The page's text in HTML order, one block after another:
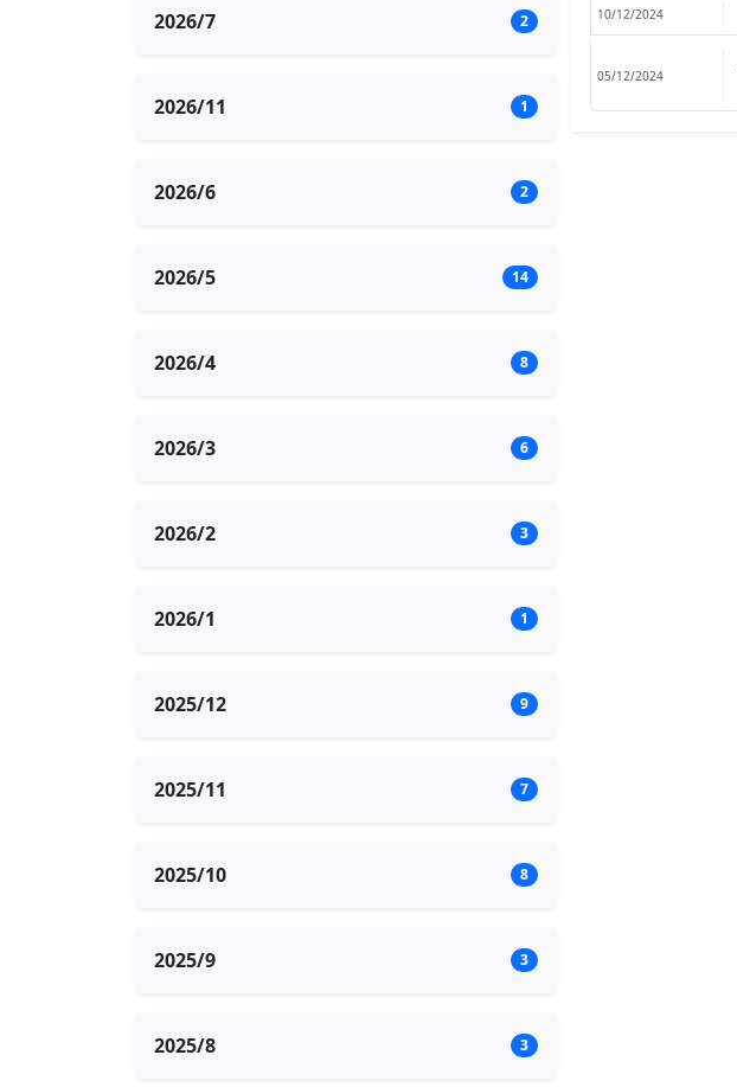
2026/7 2
2026/11 1
2026/6 2
2026/5 14
2026/4 8
2026/3 6
2026/2 3
2026/1 1
2025/12 9
2025/11 7
2025/10 8
2025/9 3
2025/8 3
10/12/2024
05/12/2024